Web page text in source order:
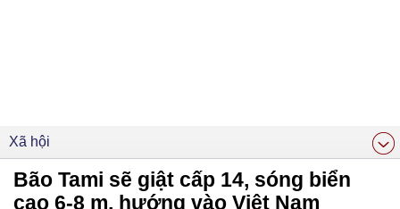
Xã hội
Bão Tami sẽ giật cấp 14, sóng biển
cao 6-8 m, hướng vào Việt Nam